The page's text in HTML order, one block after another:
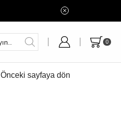
0
Önceki sayfaya dön